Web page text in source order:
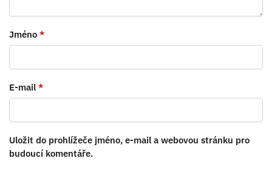
Jméno *
E-mail *
Uložit do prohlížeče jméno, e-mail a webovou stránku pro
budoucí komentáře.